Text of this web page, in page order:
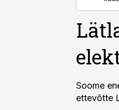
Soome
ettevõtte